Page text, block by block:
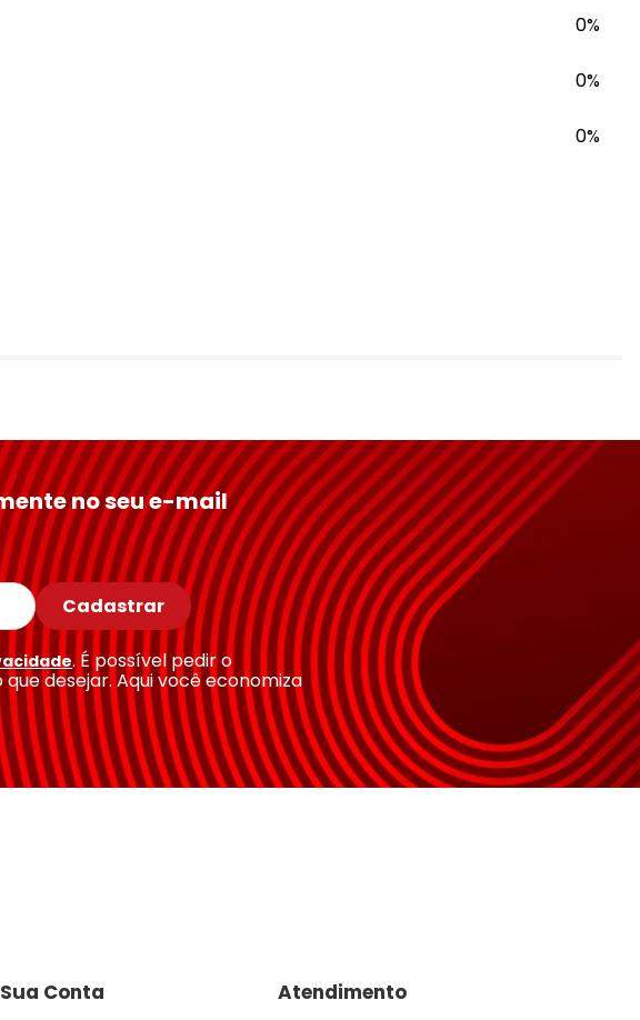
0%
0%
0%
no seu e-mail
Cadastrar
. É possível pedir o
desejar. Aqui você economiza
Sua Conta
Atendimento